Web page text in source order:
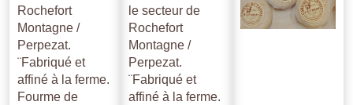
Rochefort
Montagne /
Perpezat.
¨Fabriqué et
affiné à la ferme.
Fourme de
le secteur de
Rochefort
Montagne /
Perpezat.
¨Fabriqué et
affiné à la ferme.